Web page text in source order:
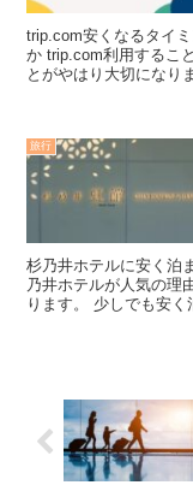
trip.com安くなるタイ
か trip.com利用するこ
とがやはり大切になり
旅行
杉乃井ホテルに安く泊
乃井ホテルが人気の理
ります。 少しでも安く